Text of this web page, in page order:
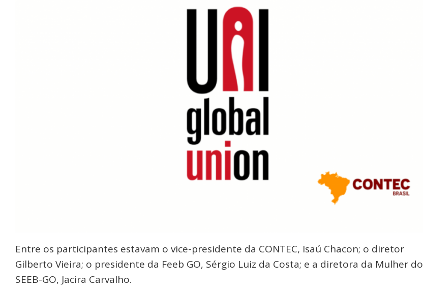
Entre os participantes estavam o vice-presidente da CONTEC, Isaú Chacon; o diretor
Gilberto Vieira; o presidente da Feeb GO, Sérgio Luiz da Costa; e a diretora da Mulher do
SEEB-GO, Jacira Carvalho.